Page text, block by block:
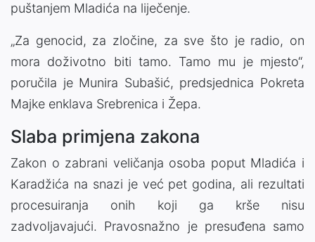
puštanjem Mladića na liječenje.
„Za genocid, za zločine, za sve što je radio, on
mora doživotno biti tamo. Tamo mu je mjesto“,
poručila je Munira Subašić, predsjednica Pokreta
Majke enklava Srebrenica i Žepa.
Slaba primjena zakona
Zakon o zabrani veličanja osoba poput Mladića i
Karadžića na snazi je već pet godina, ali rezultati
procesuiranja onih koji ga krše nisu
zadvoljavajući. Pravosnažno je presuđena samo